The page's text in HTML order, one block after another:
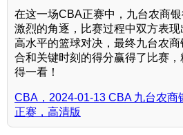
在这一场CBA正赛中，九台农商
激烈的角逐，比赛过程中双方表
高水平的篮球对决，最终九台农
合和关键时刻的得分赢得了比赛
得一看！
CBA，2024-01-13 CBA 九台农商
正赛，高清版